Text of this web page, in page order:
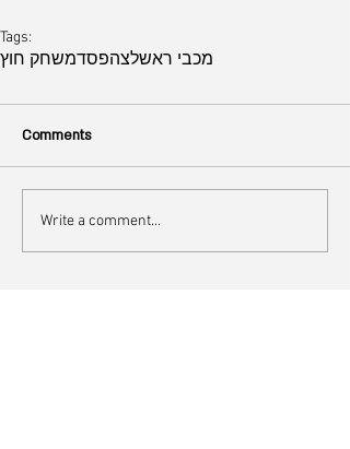
Tags:
משחק חוץהפסדמכבי ראשלצ
Comments
Write a comment...